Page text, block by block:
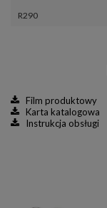
R290
Film produktowy
Karta katalogowa
Instrukcja obsługi